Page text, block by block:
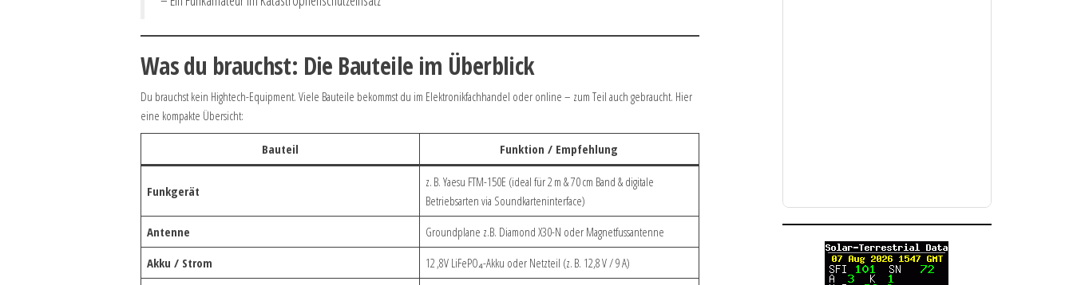
Was du brauchst: Die Bauteile im Überblick
Du brauchst kein Hightech-Equipment. Viele Bauteile bekommst du im Elektronikfachhandel oder online – zum Teil auch gebraucht. Hier
eine kompakte Übersicht:
Bauteil Funktion / Empfehlung
Funkgerät
z. B. Yaesu FTM-150E (ideal für 2 m & 70 cm Band & digitale
Betriebsarten via Soundkarteninterface)
Antenne
Groundplane z.B. Diamond X30-N oder Magnetfussantenne
Akku / Strom
12 ,8V LiFePO₄-Akku oder Netzteil (z. B. 12,8 V / 9 A)